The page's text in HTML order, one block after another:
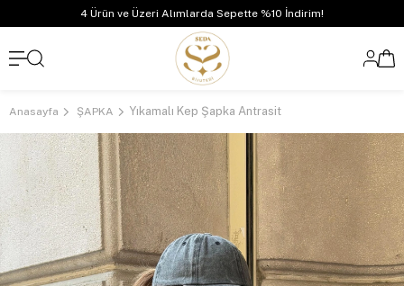
4 Ürün ve Üzeri Alımlarda Sepette %10 İndirim!
Anasayfa ŞAPKA Yıkamalı Kep Şapka Antrasit